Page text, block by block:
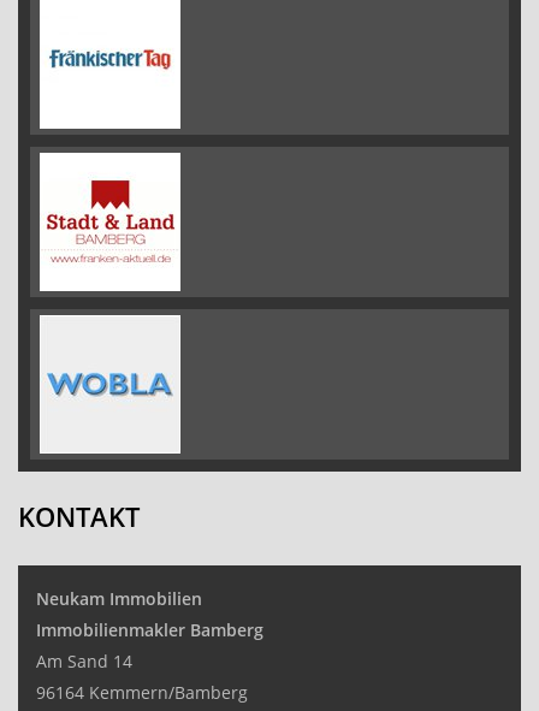
KONTAKT
Neukam Immobilien
Immobilienmakler Bamberg
Am Sand 14
96164 Kemmern/Bamberg